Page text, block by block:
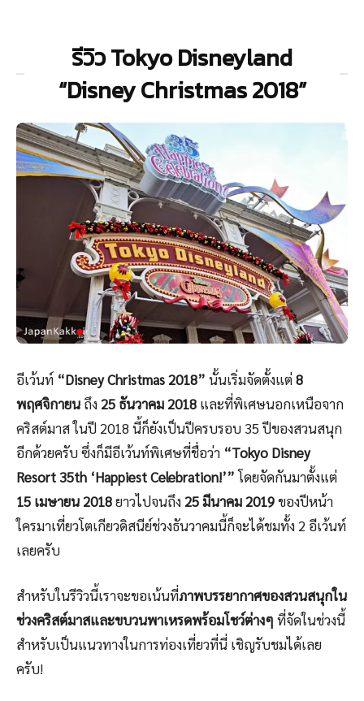
รีวิว Tokyo Disneyland
“Disney Christmas 2018”
อีเว้นท์ “Disney Christmas 2018” นั้นเริ่มจัดตั้งแต่8
พฤศจิกายน ถึง25 ธันวาคม 2018 และที่พิเศษนอกเหนือจาก
คริสต์มาส ในปี 2018 นี้ก็ยังเป็นปีครบรอบ 35 ปีของสวนสนุก
อีกด้วยครับ ซึ่งก็มีอีเว้นท์พิเศษที่ชื่อว่า “Tokyo Disney
Resort 35th ‘Happiest Celebration!’”โดยจัดกันมาตั้งแต่
15 เมษายน 2018ยาวไปจนถึง25 มีนาคม 2019ของปีหน้า
ใครมาเที่ยวโตเกียวดิสนีย์ช่วงธันวาคมนี้ก็จะได้ชมทั้ง 2 อีเว้นท์
เลยครับ
สำหรับในรีวิวนี้เราจะขอเน้นที่ภาพบรรยากาศของสวนสนุกใน
ช่วงคริสต์มาสและขบวนพาเหรดพร้อมโชว์ต่างๆ ที่จัดในช่วงนี้
สำหรับเป็นแนวทางในการท่องเที่ยวที่นี่ เชิญรับชมได้เลย
ครับ!